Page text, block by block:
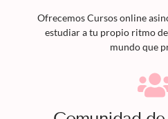
OfrecemosCursosonline
estudiar a tu propio ritmo
mundo que